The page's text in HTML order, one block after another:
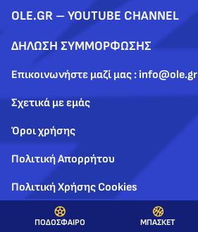
ΠΟΔΟΣΦΑΙΡΟ ΜΠΑΣΚΕΤ
OLE.GR – YOUTUBE CHANNEL
ΔΗΛΩΣΗ ΣΥΜΜΟΡΦΩΣΗΣ
Επικοινωνήστε μαζί μας : info@ole.gr
Σχετικά με εμάς
Όροι χρήσης
Πολιτική Απορρήτου
Πολιτική Χρήσης Cookies